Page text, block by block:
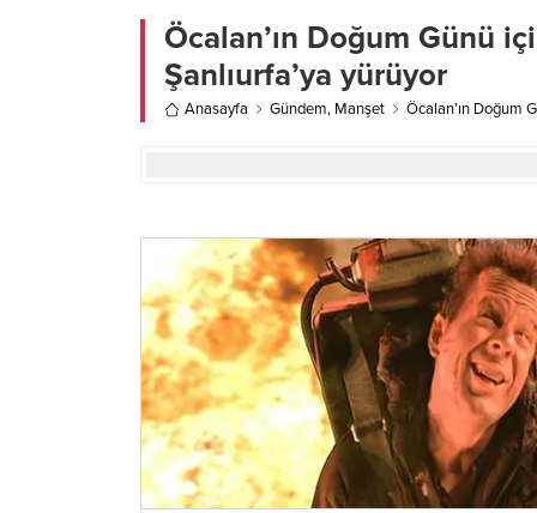
Öcalan’ın Doğum Günü
Şanlıurfa’ya yürüyor
Anasayfa Gündem, Manşet Öcalan’ın Doğum